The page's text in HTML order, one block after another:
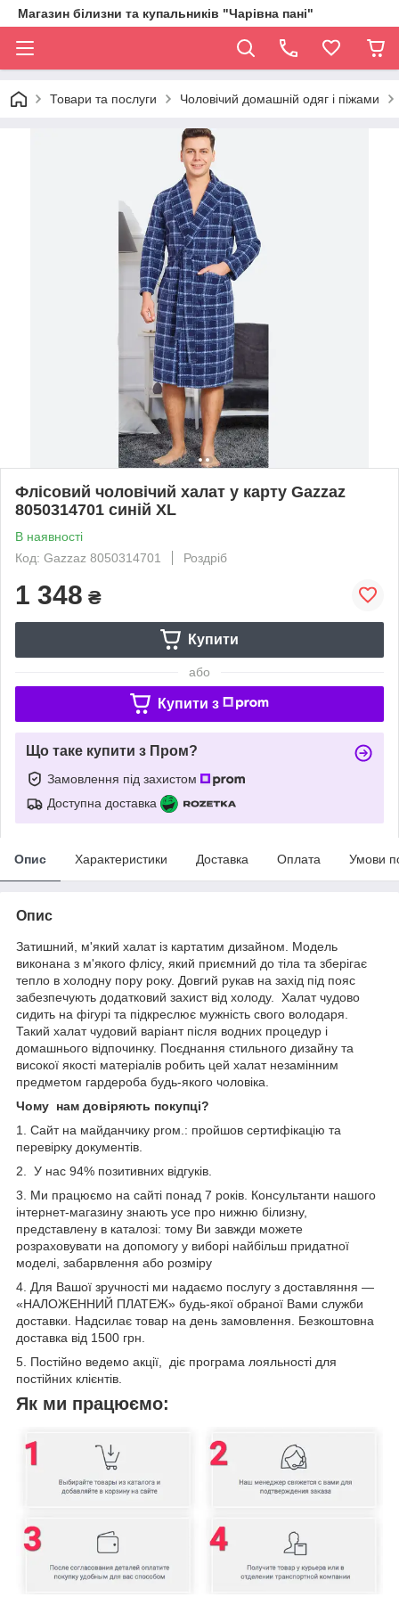
Магазин білизни та купальників "Чарівна пані"
Товари та послуги Чоловічий домашній одяг і піжами
Флісовий чоловічий халат у карту Gazzaz
8050314701 синій XL
В наявності
Код: Gazzaz 8050314701
Роздріб
1 348 ₴
Купити
або
Купити з
Що таке купити з Пром?
Замовлення під захистом
Доступна доставка
Опис Характеристики Доставка Оплата Умови
Опис
Затишний, м'який халат із картатим дизайном. Модель
виконана з м'якого флісу, який приємний до тіла та зберігає
тепло в холодну пору року. Довгий рукав на захід під пояс
забезпечують додатковий захист від холоду. Халат чудово
сидить на фігурі та підкреслює мужність свого володаря.
Такий халат чудовий варіант після водних процедур і
домашнього відпочинку. Поєднання стильного дизайну та
високої якості матеріалів робить цей халат незамінним
предметом гардероба будь-якого чоловіка.
Чому нам довіряють покупці?
1. Сайт на майданчику proм.: пройшов сертифікацію та
перевірку документів.
2. У нас 94% позитивних відгуків.
3. Ми працюємо на сайті понад 7 років. Консультанти нашого
інтернет-магазину знають усе про нижню білизну,
представлену в каталозі: тому Ви завжди можете
розраховувати на допомогу у виборі найбільш придатної
моделі, забарвлення або розміру
4. Для Вашої зручності ми надаємо послугу з доставляння —
«НАЛОЖЕННИЙ ПЛАТЕЖ» будь-якої обраної Вами служби
доставки. Надсилає товар на день замовлення. Безкоштовна
доставка від 1500 грн.
5. Постійно ведемо акції, діє програма лояльності для
постійних клієнтів.
Як ми працюємо: